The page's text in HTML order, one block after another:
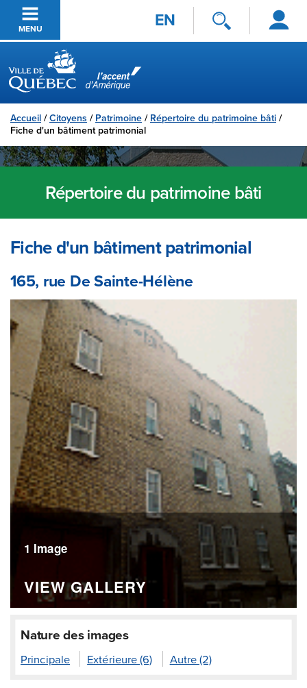
Passer au contenu principal
MENU EN
Se
connecter
Ville de Québec
Accueil /Citoyens / Patrimoine / Répertoire du patrimoine bâti /
Fiche d'un bâtiment patrimonial
Répertoire du patrimoine bâti
Fiche d'un bâtiment patrimonial
165, rue De Sainte-Hélène
1 Image
VIEW GALLERY
Nature des images
Principale Extérieure (6) Autre (2)